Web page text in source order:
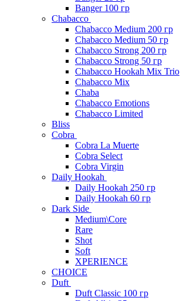
Banger 100 гр
Chabacco
Chabacco Medium 200 гр
Chabacco Medium 50 гр
Chabacco Strong 200 гр
Chabacco Strong 50 гр
Chabacco Hookah Mix Trio
Chabacco Mix
Chaba
Chabacco Emotions
Chabacco Limited
Bliss
Cobra
Cobra La Muerte
Cobra Select
Cobra Virgin
Daily Hookah
Daily Hookah 250 гр
Daily Hookah 60 гр
Dark Side
Medium\Core
Rare
Shot
Soft
XPERIENCE
CHOICE
Duft
Duft Classic 100 гр